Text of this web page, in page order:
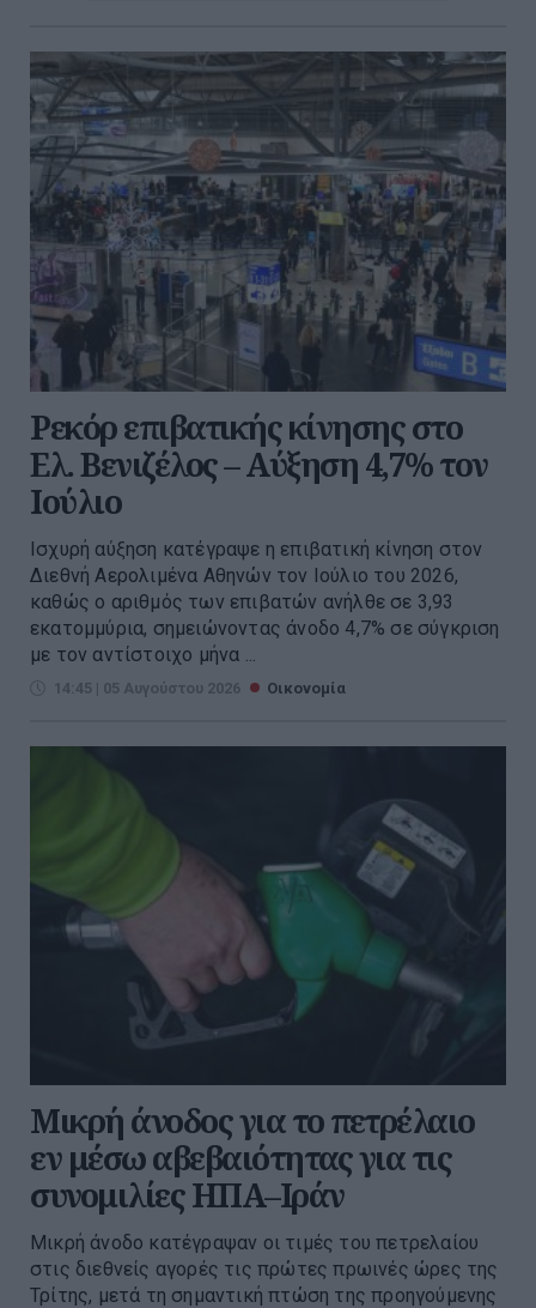
Ρεκόρ επιβατικής κίνησης στο
Ελ. Βενιζέλος – Αύξηση 4,7% τον
Ιούλιο
Ισχυρή αύξηση κατέγραψε η επιβατική κίνηση στον
Διεθνή Αερολιμένα Αθηνών τον Ιούλιο του 2026,
καθώς ο αριθμός των επιβατών ανήλθε σε 3,93
εκατομμύρια, σημειώνοντας άνοδο 4,7% σε σύγκριση
με τον αντίστοιχο μήνα ...
14:45 | 05 Αυγούστου 2026 Οικονομία
Μικρή άνοδος για το πετρέλαιο
εν μέσω αβεβαιότητας για τις
συνομιλίες ΗΠΑ–Ιράν
Μικρή άνοδο κατέγραψαν οι τιμές του πετρελαίου
στις διεθνείς αγορές τις πρώτες πρωινές ώρες της
Τρίτης, μετά τη σημαντική πτώση της προηγούμενης